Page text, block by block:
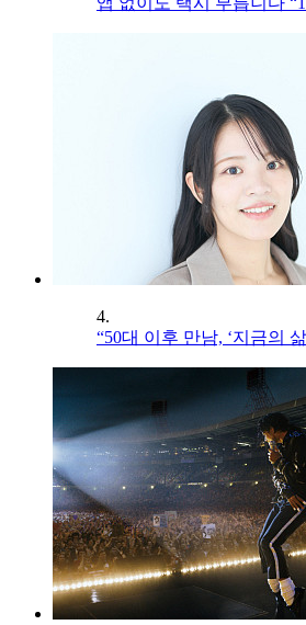
4.
“50대 이후 만남, ‘지금의